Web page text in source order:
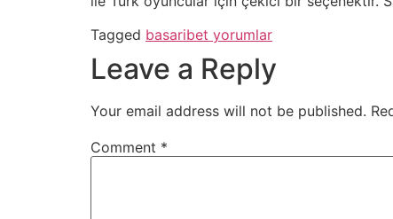
Tagged basaribet yorumlar
Leave a Reply
Your email address will not be published.
Comment *